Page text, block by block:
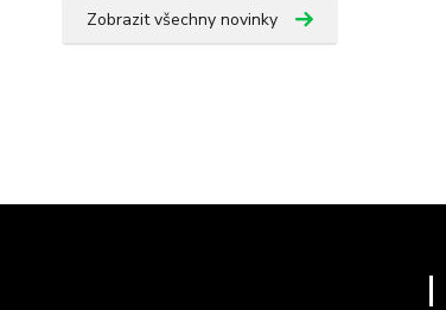
Zobrazit všechny novinky